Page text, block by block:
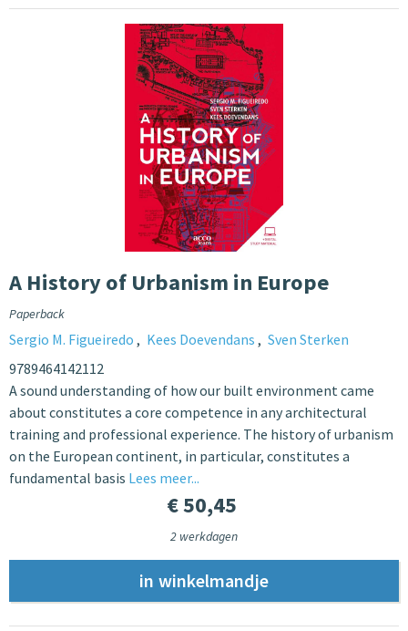
A History of Urbanism in Europe
Paperback
Sergio M. Figueiredo Kees Doevendans
Sven Sterken
9789464142112
A sound understanding of how our built environment came
about constitutes a core competence in any architectural
training and professional experience. The history of urbanism
on the European continent, in particular, constitutes a
fundamental basis Lees meer...
€ 50,45
2 werkdagen